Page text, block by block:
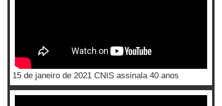
15 de janeiro de 2021 CNIS assinala 40 anos